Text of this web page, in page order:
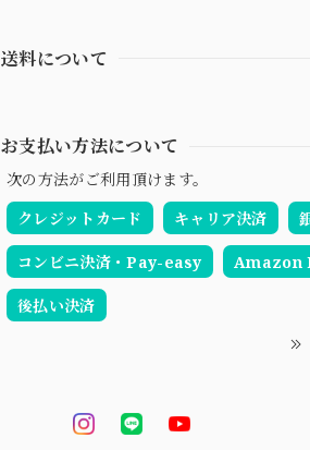
送料について
お支払い方法について
次の方法がご利用頂けます。
クレジットカード
キャリア決済
コンビニ決済・Pay-easy Amazon
後払い決済